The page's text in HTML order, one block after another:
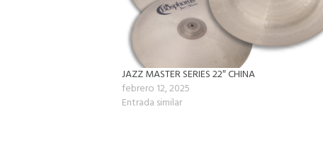
JAZZ MASTER SERIES 22″ CHINA
febrero 12, 2025
Entrada similar